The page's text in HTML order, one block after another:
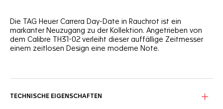
Die TAG Heuer Carrera Day-Date in Rauchrot ist ein
markanter Neuzugang zu der Kollektion. Angetrieben von
dem Calibre TH31-02 verleiht dieser auffällige Zeitmesser
einem zeitlosen Design eine moderne Note.
optische Tiefe sorgt und das Gesamtdesign aufwertet. Auf
TECHNISCHE EIGENSCHAFTEN